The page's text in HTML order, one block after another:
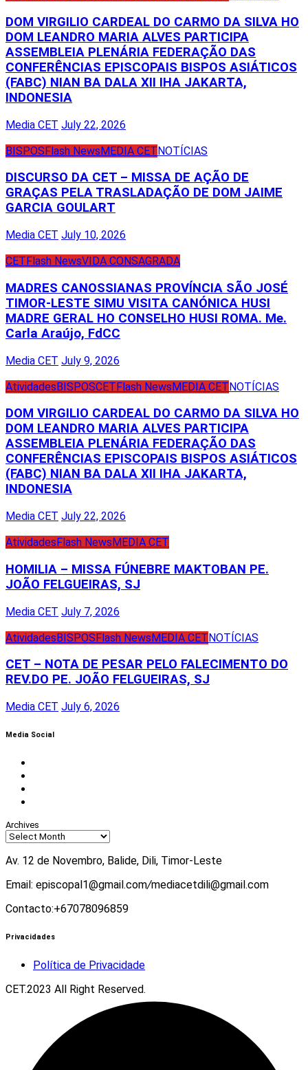
DOM VIRGILIO CARDEAL DO CARMO DA SILVA HO
DOM LEANDRO MARIA ALVES PARTICIPA
ASSEMBLEIA PLENÁRIA FEDERAÇÃO DAS
CONFERÊNCIAS EPISCOPAIS BISPOS ASIÁTICOS
(FABC) NIAN BA DALA XII IHA JAKARTA,
INDONESIA
Media CET July 22, 2026
BISPOSFlash NewsMEDIA CETNOTÍCIAS
DISCURSO DA CET – MISSA DE AÇÃO DE
GRAÇAS PELA TRASLADAÇÃO DE DOM JAIME
GARCIA GOULART
Media CET July 10, 2026
CET Flash NewsVIDA CONSAGRADA
MADRES CANOSSIANAS PROVÍNCIA SÃO JOSÉ
TIMOR-LESTE SIMU VISITA CANÓNICA HUSI
MADRE GERAL HO CONSELHO HUSI ROMA. Me.
Carla Araújo, FdCC
Media CET July 9, 2026
AtividadesBISPOSCETFlash NewsMEDIA CETNOTÍCIAS
DOM VIRGILIO CARDEAL DO CARMO DA SILVA HO
DOM LEANDRO MARIA ALVES PARTICIPA
ASSEMBLEIA PLENÁRIA FEDERAÇÃO DAS
CONFERÊNCIAS EPISCOPAIS BISPOS ASIÁTICOS
(FABC) NIAN BA DALA XII IHA JAKARTA,
INDONESIA
Media CET July 22, 2026
AtividadesFlash NewsMEDIA CET
HOMILIA – MISSA FÚNEBRE MAKTOBAN PE.
JOÃO FELGUEIRAS, SJ
Media CET July 7, 2026
AtividadesBISPOSFlash NewsMEDIA CETNOTÍCIAS
CET – NOTA DE PESAR PELO FALECIMENTO DO
REV.DO PE. JOÃO FELGUEIRAS, SJ
Media CET July 6, 2026
Media Social
Archives
Av. 12 de Novembro, Balide, Dili, Timor-Leste
Email: episcopal1@gmail.com/mediacetdili@gmail.com
Contacto:+67078096859
Privacidades
Política de Privacidade
CET.2023 All Right Reserved.